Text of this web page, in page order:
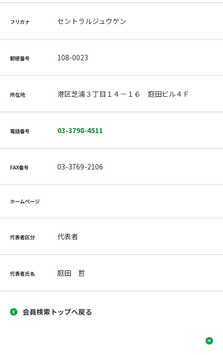
フリガナ セントラルジュウケン
郵便番号 108-0023
所在地 港区芝浦３丁目１４－１６ 庭田ビル４Ｆ
電話番号 03-3798-4511
FAX番号 03-3769-2106
ホームページ
代表者区分 代表者
代表者氏名 庭田 哲
会員検索トップへ戻る